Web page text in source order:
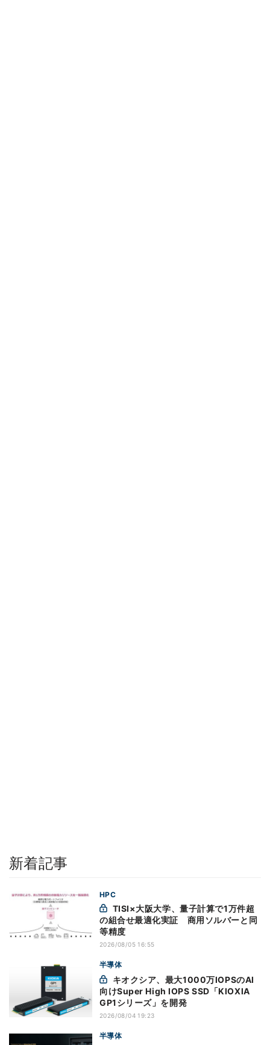
新着記事
HPC
の組合せ最適化実証 商用ソルバーと同
等精度
2026/08/05 16:55
半導体
向けSuper High IOPS SSD「KIOXIA
GP1シリーズ」を開発
2026/08/04 19:23
半導体